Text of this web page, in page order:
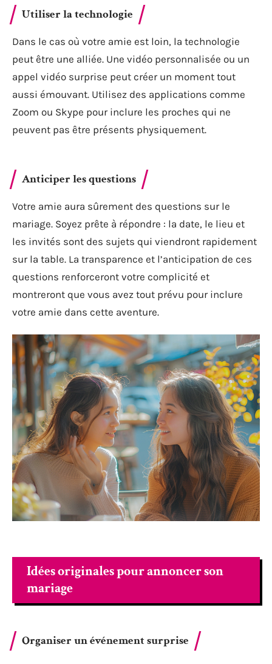
Utiliser la technologie
Dans le cas où votre amie est loin, la technologie
peut être une alliée. Une vidéo personnalisée ou un
appel vidéo surprise peut créer un moment tout
aussi émouvant. Utilisez des applications comme
Zoom ou Skype pour inclure les proches qui ne
peuvent pas être présents physiquement.
Anticiper les questions
Votre amie aura sûrement des questions sur le
mariage. Soyez prête à répondre : la date, le lieu et
les invités sont des sujets qui viendront rapidement
sur la table. La transparence et l’anticipation de ces
questions renforceront votre complicité et
montreront que vous avez tout prévu pour inclure
votre amie dans cette aventure.
Idées originales pour annoncer son
mariage
Organiser un événement surprise